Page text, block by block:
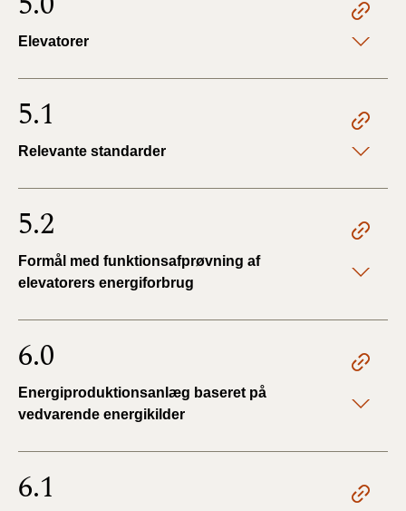
Elevatorer
5.1
Relevante standarder
5.2
Formål med funktionsafprøvning af
elevatorers energiforbrug
6.0
Energiproduktionsanlæg baseret på
vedvarende energikilder
6.1